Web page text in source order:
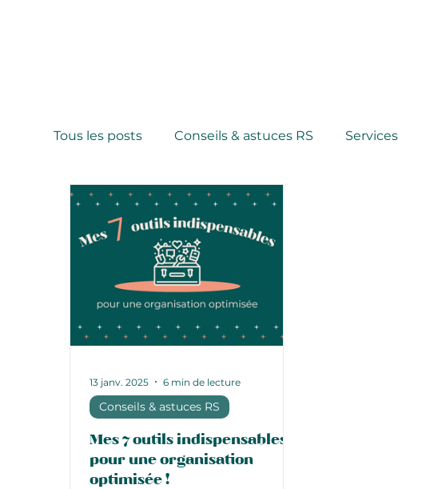
Tous les posts Conseils & astuces RS Services
Mes 7 outils indispensables
pour une organisation
optimisée !
Conseils & astuces RS
13 janv. 2025 6 min de lecture